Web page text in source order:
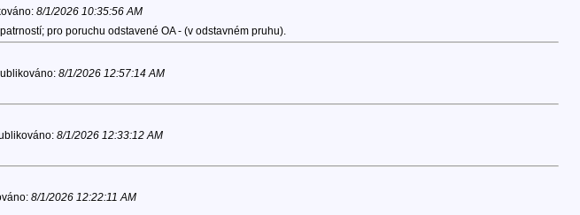
8/1/2026 10:35:56 AM
pro poruchu odstavené OA - (v odstavném pruhu).
8/1/2026 12:57:14 AM
8/1/2026 12:33:12 AM
8/1/2026 12:22:11 AM